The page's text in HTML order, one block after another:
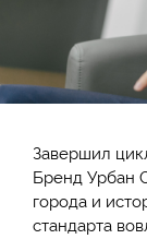
Завершил
Бренд Урбан
города и
стандарта